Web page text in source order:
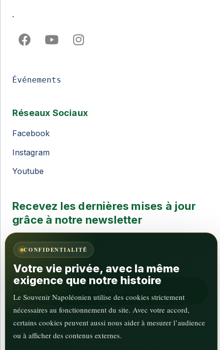
.
Événements
Réseaux Sociaux
Facebook
Instagram
Youtube
Recevez les dernières mises à jour
grâce à notre newsletter
CONFIDENTIALITÉ
Votre vie privée, avec la même
exigence que notre histoire
Le Souvenir Napoléonien utilise des cookies strictement
nécessaires au fonctionnement du site. Avec votre accord,
certains cookies peuvent aussi nous aider à mesurer l’audience
ou à afficher des contenus externes.